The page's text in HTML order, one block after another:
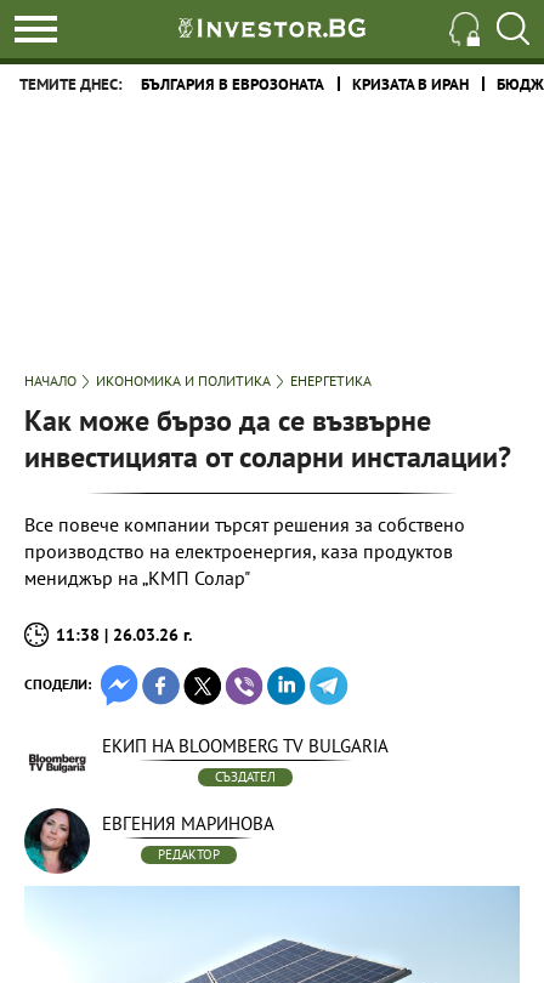
ТЕМИТЕ ДНЕС: БЪЛГАРИЯ В ЕВРОЗОНАТА КРИЗАТА В ИРАН
НАЧАЛО ИКОНОМИКА И ПОЛИТИКА ЕНЕРГЕТИКА
Как може бързо да се възвърне
инвестицията от соларни инсталации?
Все повече компании търсят решения за собствено
производство на електроенергия, каза продуктов
мениджър на „КМП Солар"
11:38 | 26.03.26 г.
СПОДЕЛИ:
ЕКИП НА BLOOMBERG TV BULGARIA
СЪЗДАТЕЛ
ЕВГЕНИЯ МАРИНОВА
РЕДАКТОР